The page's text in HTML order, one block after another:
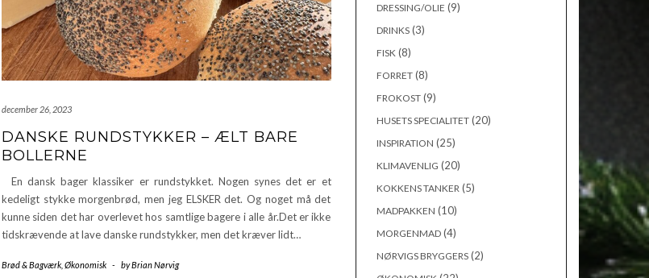
december 26, 2023
DANSKE RUNDSTYKKER – ÆLT BARE
BOLLERNE
En dansk bager klassiker er rundstykket. Nogen synes det er et
kedeligt stykke morgenbrød, men jeg ELSKER det. Og noget må det
kunne siden det har overlevet hos samtlige bagere i alle år.Det er ikke
tidskrævende at lave danske rundstykker, men det kræver lidt…
Brød & Bagværk, Økonomisk - byBrian Nørvig
DRESSING/OLIE (9)
DRINKS(3)
FISK (8)
FORRET(8)
FROKOST(9)
HUSETS SPECIALITET(20)
INSPIRATION (25)
KLIMAVENLIG (20)
KOKKENS TANKER (5)
MADPAKKEN (10)
MORGENMAD(4)
NØRVIGS BRYGGERS(2)